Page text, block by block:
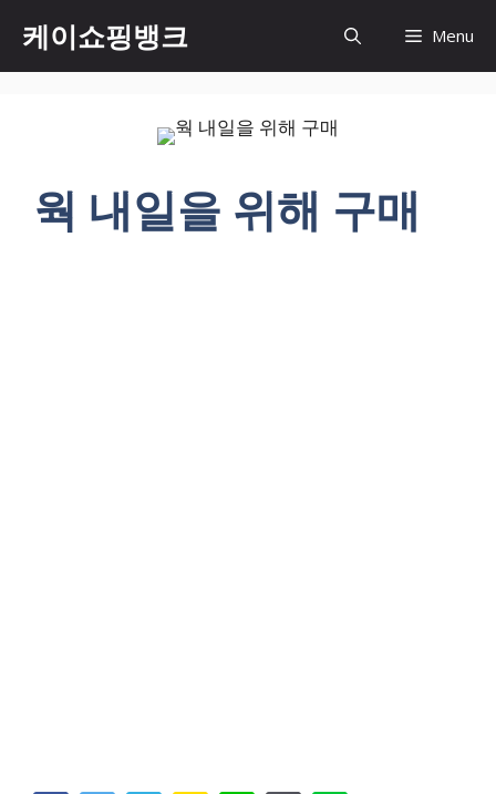
content
케이쇼핑뱅크 Menu
웍 내일을 위해 구매